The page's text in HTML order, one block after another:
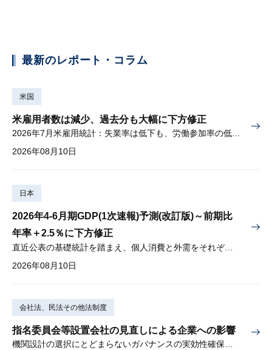
最新のレポート・コラム
米国
米雇用者数は減少、過去分も大幅に下方修正
2026年7月米雇用統計：失業率は低下も、労働参加率の低下に懸念
2026年08月10日
日本
2026年4-6月期GDP(1次速報)予測(改訂版)～前期比
年率＋2.5％に下方修正
直近公表の基礎統計を踏まえ、個人消費と外需をそれぞれ下方修正
2026年08月10日
会社法、民法その他法制度
指名委員会等設置会社の見直しによる企業への影響
機関設計の選択にとどまらないガバナンスの実効性確保が重要